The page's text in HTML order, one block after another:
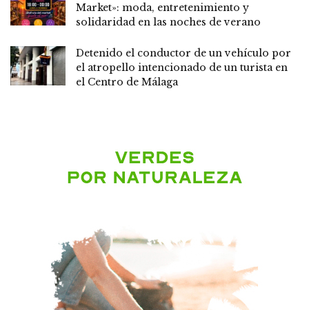
Market»: moda, entretenimiento y
solidaridad en las noches de verano
Detenido el conductor de un vehículo por
el atropello intencionado de un turista en
el Centro de Málaga